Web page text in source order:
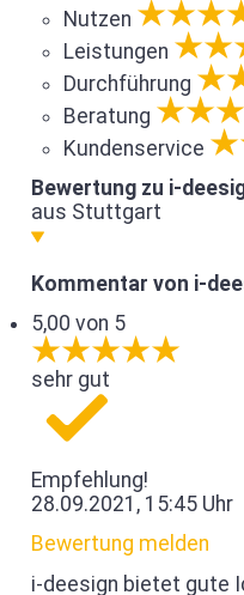
Nutzen
Leistungen
Durchführung
Beratung
Kundenservice
Bewertung zu i-
aus Stuttgart
Kommentar von i-
5,00 von 5
sehr gut
Empfehlung!
28.09.2021, 15:45 Uhr
Bewertung melden
i-deesign bietet gute